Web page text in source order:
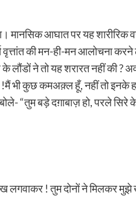
आघात पर यह शारीरिक
वृत्तांत की मन-ही-मन आलोचना
ने तो यह शरारत नहीं की ?
कुछ कमअक़्ल हूँ, नहीं तो इनके
“तुम बड़े दग़ाबाज़ हो, परले सिरे
लगवाकर ! तुम दोनों ने मिलकर